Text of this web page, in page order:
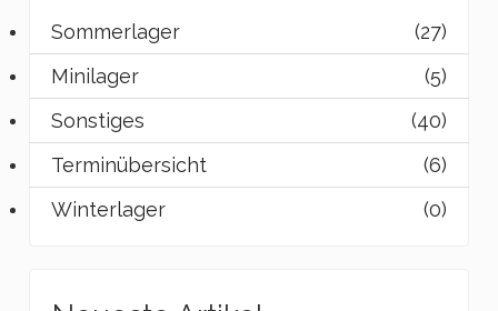
Sommerlager
(27)
Minilager
(5)
Sonstiges
(40)
Terminübersicht
(6)
Winterlager
(0)